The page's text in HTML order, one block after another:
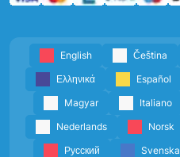
English Čeština
Ελληνικά
Español
Magyar
Italiano
Nederlands
Norsk
Русский
Svenska